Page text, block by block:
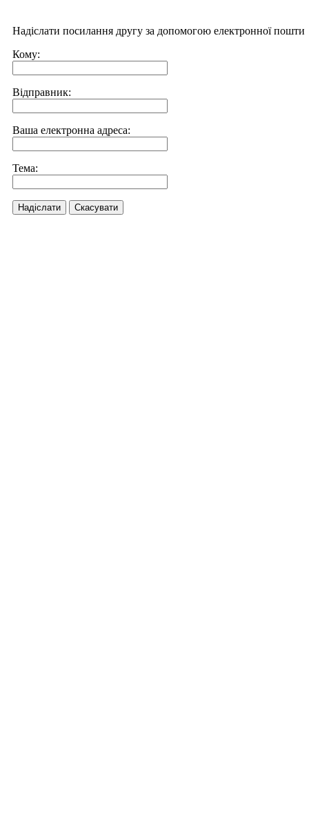
Надіслати посилання другу за допомогою електронної пошти
Кому:
Відправник:
Ваша електронна адреса:
Тема:
Надіслати Скасувати